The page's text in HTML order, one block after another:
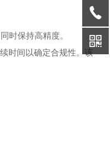
时保持高精度。
时间以确定合规性。该